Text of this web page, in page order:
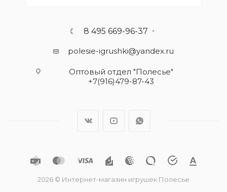
8 495 669-96-37
polesie-igrushki@yandex.ru
Оптовый отдел "Полесье"
+7(916)479-87-43
2026 © Интернет-магазин игрушек Полесье